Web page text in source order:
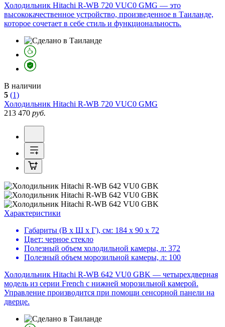
Холодильник Hitachi R-WB 720 VUC0 GMG — это
высококачественное устройство, произведенное в Таиланде,
которое сочетает в себе стиль и функциональность.
В наличии
5 (1)
Холодильник Hitachi R-WB 720 VUC0 GMG
213 470 руб.
Характеристики
Габариты (В х Ш х Г), см: 184 х 90 х 72
Цвет: черное стекло
Полезный объем холодильной камеры, л: 372
Полезный объем морозильной камеры, л: 100
Холодильник Hitachi R-WB 642 VU0 GBK — четырехдверная
модель из серии French с нижней морозильной камерой.
Управление производится при помощи сенсорной панели на
дверце.